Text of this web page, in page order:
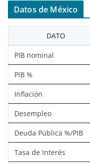
Datos de México
DATO
PIB nominal
PIB %
Inflación
Desempleo
Deuda Pública %/PIB
Tasa de Interés